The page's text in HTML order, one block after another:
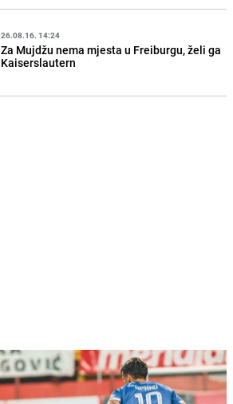
26.08.16. 14:24
Za Mujdžu nema mjesta u Freiburgu, želi ga
Kaiserslautern